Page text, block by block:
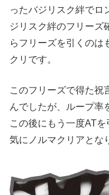
ったバジリスク絆で
ジリスク絆のフリーズ
らフリーズを引くのは
クリです。
このフリーズで得た祝
んでしたが、ループ率
この後にもう一度AT
気にノルマクリアとな